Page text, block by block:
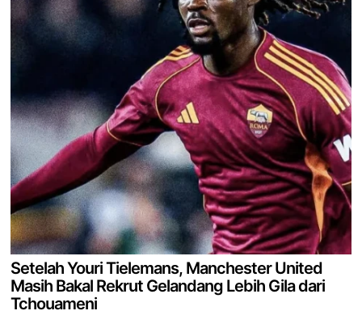
Setelah Youri Tielemans, Manchester United
Masih Bakal Rekrut Gelandang Lebih Gila dari
Tchouameni